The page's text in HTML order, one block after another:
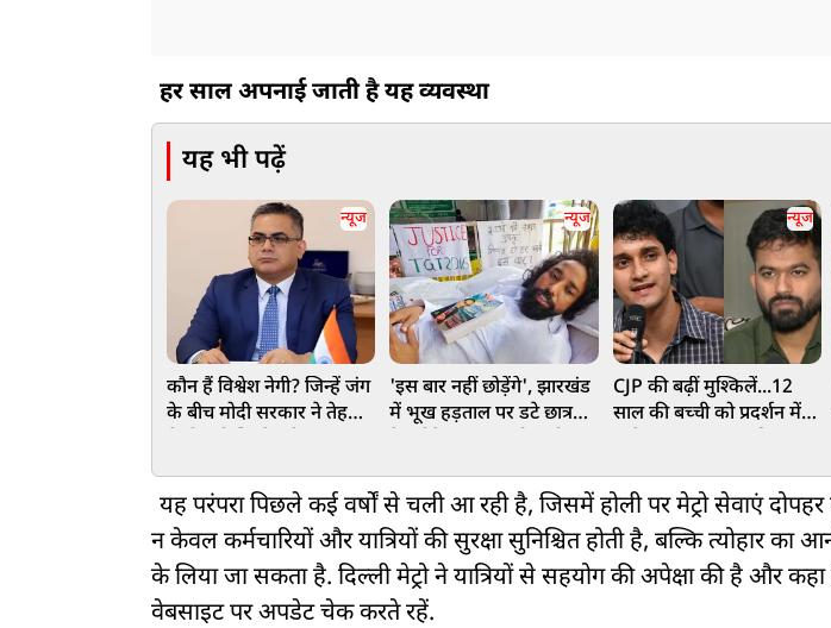
हर साल अपनाई जाती है यह व्यवस्था
यह भी पढ़ें
न्यूज
कौन हैं विश्वेश नेगी? जिन्हें जंग
के बीच मोदी सरकार ने तेहरान
न्यूज
'इस बार नहीं छोड़ेंगे', झारखंड
में भूख हड़ताल पर डटे छात्र
न्यूज
CJP की बढ़ीं मुश्किलें...12
साल की बच्ची को प्रदर्शन में
POCSO एक्ट में शिकायत!
यह परंपरा पिछले कई वर्षों से चली आ रही है, जिसमें होली पर मेट्रो सेवाएं
न केवल कर्मचारियों और यात्रियों की सुरक्षा सुनिश्चित होती है, बल्कि त्योहार का
के लिया जा सकता है. दिल्ली मेट्रो ने यात्रियों से सहयोग की अपेक्षा की है और
वेबसाइट पर अपडेट चेक करते रहें.